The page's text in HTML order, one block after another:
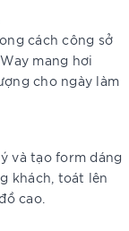
cách công sở
mang hơi
cho ngày làm
và tạo form dáng
khách, toát lên
cao.